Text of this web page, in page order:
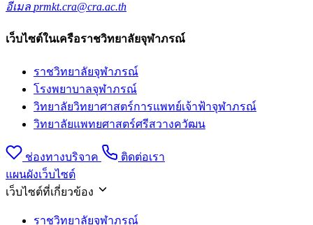
อีเมล prmkt.cra@cra.ac.th
เว็บไซต์ในเครือราชวิทยาลัยจุฬาภรณ์
ราชวิทยาลัยจุฬาภรณ์
โรงพยาบาลจุฬาภรณ์
วิทยาลัยวิทยาศาสตร์การแพทย์เจ้าฟ้าจุฬาภรณ์
วิทยาลัยแพทยศาสตร์ศรีสวางควัฒน
ช่องทางบริจาค
ติดต่อเรา
แผนผังเว็บไซต์
เว็บไซต์ที่เกี่ยวข้อง
ราชวิทยาลัยจุฬาภรณ์